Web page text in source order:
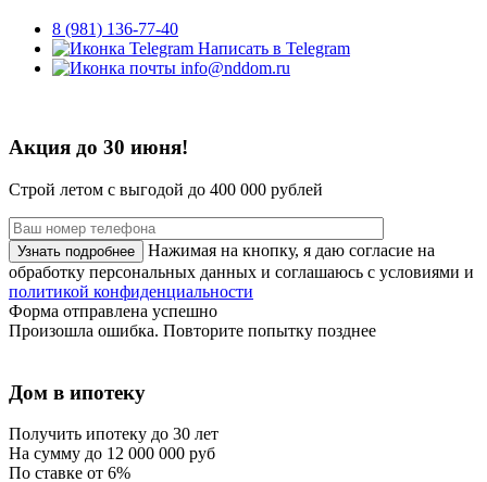
8 (981) 136-77-40
Написать в Telegram
info@nddom.ru
Акция до 30 июня!
Строй летом с выгодой до 400 000 рублей
Нажимая на кнопку, я даю согласие на
обработку персональных данных и соглашаюсь с условиями и
политикой конфиденциальности
Форма отправлена успешно
Произошла ошибка. Повторите попытку позднее
Дом в ипотеку
Получить ипотеку до 30 лет
На сумму до 12 000 000 руб
По ставке от 6%